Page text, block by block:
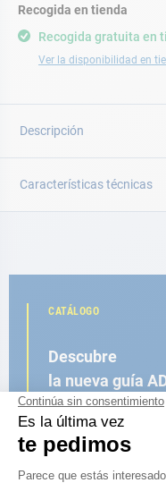
Recogida gratuita en
Ver la disponibilidad en
Recogida en tienda
Descripción
Características técnicas
CATÁLOGO
Descubre
la nueva guía
NAVEGAR POR EL CATÁLOGO